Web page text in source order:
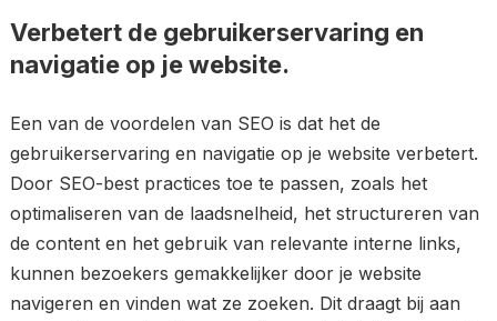
Verbetert de gebruikerservaring en
navigatie op je website.
Een van de voordelen van SEO is dat het de
gebruikerservaring en navigatie op je website verbetert.
Door SEO-best practices toe te passen, zoals het
optimaliseren van de laadsnelheid, het structureren van
de content en het gebruik van relevante interne links,
kunnen bezoekers gemakkelijker door je website
navigeren en vinden wat ze zoeken. Dit draagt bij aan